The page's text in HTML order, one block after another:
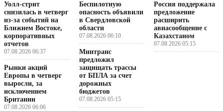
Уолл-стрит
снизилась в четверг
из-за событий на
Ближнем Востоке,
корпоративных
отчетов
07.08.2026 06:37
Рынки акций
Европы в четверг
выросли, за
исключением
Британии
07.08.2026 06:06
Беспилотную
опасность объявили
в Свердловской
области
07.08.2026 06:10
Минтранс
предложил
защищать трассы
от БПЛА за счет
дорожных
бюджетов
07.08.2026 05:15
Россия поддержала
предложение
расширить
авиасообщение с
Казахстаном
07.08.2026 05:15